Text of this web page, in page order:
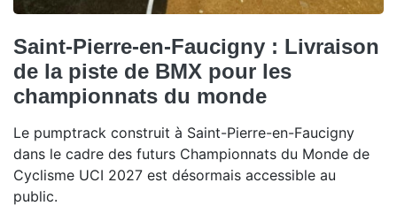
Saint-Pierre-en-Faucigny : Livraison
de la piste de BMX pour les
championnats du monde
Le pumptrack construit à Saint-Pierre-en-Faucigny
dans le cadre des futurs Championnats du Monde de
Cyclisme UCI 2027 est désormais accessible au
public.